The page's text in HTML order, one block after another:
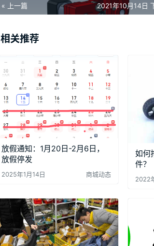
« 上一篇 2021年10月14日
相关推荐
放假通知：1月20日-2月6日，
放假停发
2025年1月14日 商城动态
如何
件？
2022